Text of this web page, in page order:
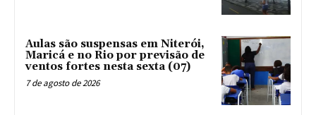
Aulas são suspensas em Niterói,
Maricá e no Rio por previsão de
ventos fortes nesta sexta (07)
7 de agosto de 2026